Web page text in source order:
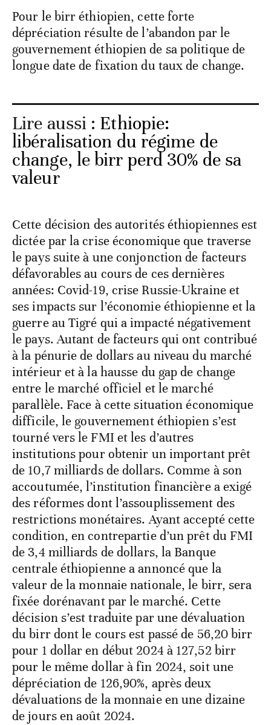
Pour le birr éthiopien, cette forte
dépréciation résulte de l’abandon par le
gouvernement éthiopien de sa politique de
longue date de fixation du taux de change.
Lire aussi : Ethiopie:
libéralisation du régime de
change, le birr perd 30% de sa
valeur
Cette décision des autorités éthiopiennes est
dictée par la crise économique que traverse
le pays suite à une conjonction de facteurs
défavorables au cours de ces dernières
années: Covid-19, crise Russie-Ukraine et
ses impacts sur l’économie éthiopienne et la
guerre au Tigré qui a impacté négativement
le pays. Autant de facteurs qui ont contribué
à la pénurie de dollars au niveau du marché
intérieur et à la hausse du gap de change
entre le marché officiel et le marché
parallèle. Face à cette situation économique
difficile, le gouvernement éthiopien s’est
tourné vers le FMI et les d’autres
institutions pour obtenir un important prêt
de 10,7 milliards de dollars. Comme à son
accoutumée, l’institution financière a exigé
des réformes dont l’assouplissement des
restrictions monétaires. Ayant accepté cette
condition, en contrepartie d’un prêt du FMI
de 3,4 milliards de dollars, la Banque
centrale éthiopienne a annoncé que la
valeur de la monnaie nationale, le birr, sera
fixée dorénavant par le marché. Cette
décision s’est traduite par une dévaluation
du birr dont le cours est passé de 56,20 birr
pour 1 dollar en début 2024 à 127,52 birr
pour le même dollar à fin 2024, soit une
dépréciation de 126,90%, après deux
dévaluations de la monnaie en une dizaine
de jours en août 2024.